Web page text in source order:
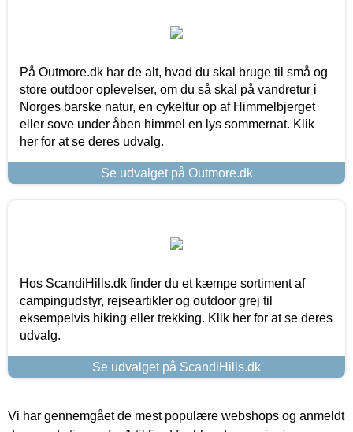
På Outmore.dk har de alt, hvad du skal bruge til små og
store outdoor oplevelser, om du så skal på vandretur i
Norges barske natur, en cykeltur op af Himmelbjerget
eller sove under åben himmel en lys sommernat. Klik
her for at se deres udvalg.
Se udvalget på Outmore.dk
Hos ScandiHills.dk finder du et kæmpe sortiment af
campingudstyr, rejseartikler og outdoor grej til
eksempelvis hiking eller trekking. Klik her for at se deres
udvalg.
Se udvalget på ScandiHills.dk
Vi har gennemgået de mest populære webshops og anmeldt